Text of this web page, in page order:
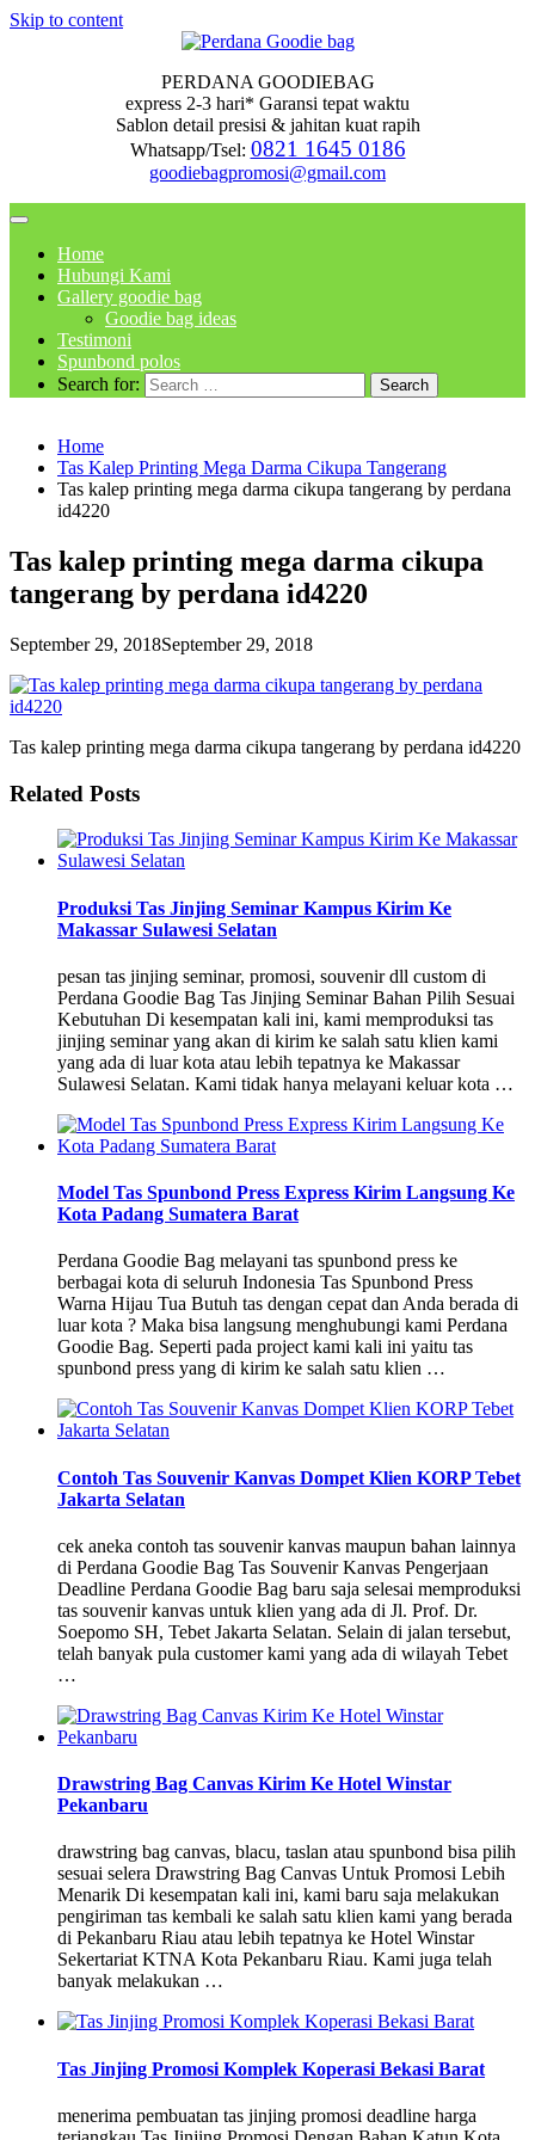
Skip to content
PERDANA GOODIEBAG
express 2-3 hari* Garansi tepat waktu
Sablon detail presisi & jahitan kuat rapih
Whatsapp/Tsel: 0821 1645 0186
goodiebagpromosi@gmail.com
Home
Hubungi Kami
Gallery goodie bag
Goodie bag ideas
Testimoni
Spunbond polos
Search for:
Home
Tas Kalep Printing Mega Darma Cikupa Tangerang
Tas kalep printing mega darma cikupa tangerang by perdana
id4220
Tas kalep printing mega darma cikupa
tangerang by perdana id4220
September 29, 2018September 29, 2018
Tas kalep printing mega darma cikupa tangerang by perdana id4220
Related Posts
Produksi Tas Jinjing Seminar Kampus Kirim Ke
Makassar Sulawesi Selatan
pesan tas jinjing seminar, promosi, souvenir dll custom di
Perdana Goodie Bag Tas Jinjing Seminar Bahan Pilih Sesuai
Kebutuhan Di kesempatan kali ini, kami memproduksi tas
jinjing seminar yang akan di kirim ke salah satu klien kami
yang ada di luar kota atau lebih tepatnya ke Makassar
Sulawesi Selatan. Kami tidak hanya melayani keluar kota …
Model Tas Spunbond Press Express Kirim Langsung Ke
Kota Padang Sumatera Barat
Perdana Goodie Bag melayani tas spunbond press ke
berbagai kota di seluruh Indonesia Tas Spunbond Press
Warna Hijau Tua Butuh tas dengan cepat dan Anda berada di
luar kota ? Maka bisa langsung menghubungi kami Perdana
Goodie Bag. Seperti pada project kami kali ini yaitu tas
spunbond press yang di kirim ke salah satu klien …
Contoh Tas Souvenir Kanvas Dompet Klien KORP Tebet
Jakarta Selatan
cek aneka contoh tas souvenir kanvas maupun bahan lainnya
di Perdana Goodie Bag Tas Souvenir Kanvas Pengerjaan
Deadline Perdana Goodie Bag baru saja selesai memproduksi
tas souvenir kanvas untuk klien yang ada di Jl. Prof. Dr.
Soepomo SH, Tebet Jakarta Selatan. Selain di jalan tersebut,
telah banyak pula customer kami yang ada di wilayah Tebet
…
Drawstring Bag Canvas Kirim Ke Hotel Winstar
Pekanbaru
drawstring bag canvas, blacu, taslan atau spunbond bisa pilih
sesuai selera Drawstring Bag Canvas Untuk Promosi Lebih
Menarik Di kesempatan kali ini, kami baru saja melakukan
pengiriman tas kembali ke salah satu klien kami yang berada
di Pekanbaru Riau atau lebih tepatnya ke Hotel Winstar
Sekertariat KTNA Kota Pekanbaru Riau. Kami juga telah
banyak melakukan …
Tas Jinjing Promosi Komplek Koperasi Bekasi Barat
menerima pembuatan tas jinjing promosi deadline harga